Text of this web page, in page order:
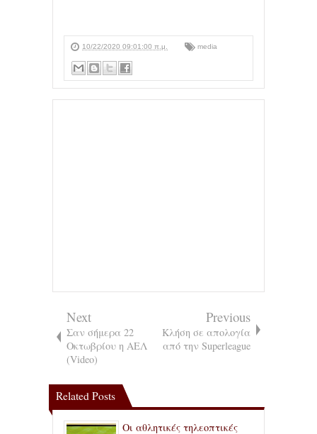
10/22/2020 09:01:00 π.μ. media
Next
Σαν σήμερα 22
Οκτωβρίου η ΑΕΛ
(Video)
Previous
Κλήση σε απολογία
από την Superleague
Related Posts
Οι αθλητικές τηλεοπτικές